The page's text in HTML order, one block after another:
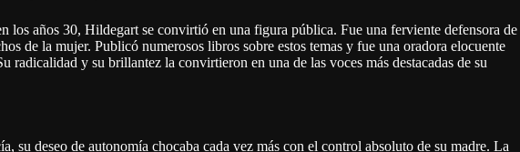
los años 30, Hildegart se convirtió en una figura pública. Fue una ferviente defensora de
de la mujer. Publicó numerosos libros sobre estos temas y fue una oradora elocuente
radicalidad y su brillantez la convirtieron en una de las voces más destacadas de su
su deseo de autonomía chocaba cada vez más con el control absoluto de su madre. La